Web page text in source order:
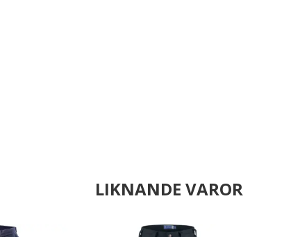
LIKNANDE VAROR